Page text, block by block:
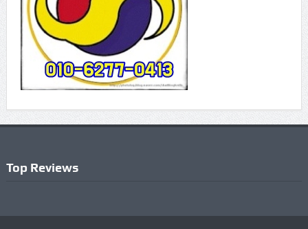
Top Reviews